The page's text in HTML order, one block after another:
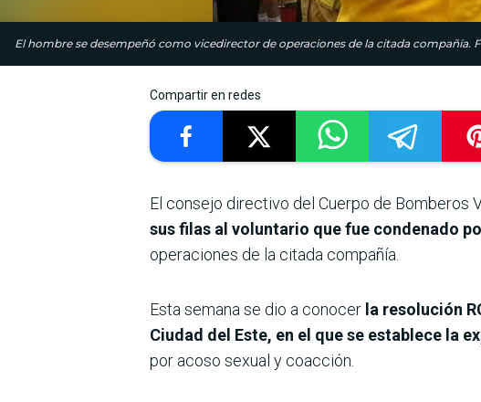
El hombre se desempeñó como vicedirector de operaciones de la citada compañía.
Compartir en redes
El consejo directivo del Cuerpo de Bomberos
sus filas al voluntario que fue condenado
operaciones de la citada compañía.
Esta semana se dio a conocer la resolución
Ciudad del Este, en el que se establece la
por acoso sexual y coacción.